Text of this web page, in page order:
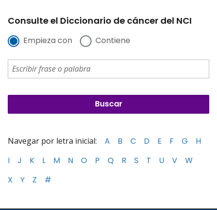
Consulte el Diccionario de cáncer del NCI
Empieza con Contiene
Navegar por letra inicial: A B C D E F G
H
I
J K L M N O P Q R S T U V
W
X
Y Z #